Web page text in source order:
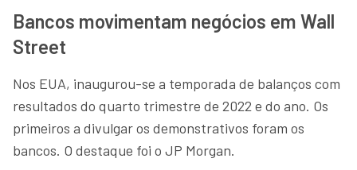
Bancos movimentam negócios em Wall
Street
Nos EUA, inaugurou-se a temporada de balanços com
resultados do quarto trimestre de 2022 e do ano. Os
primeiros a divulgar os demonstrativos foram os
bancos. O destaque foi o JP Morgan.